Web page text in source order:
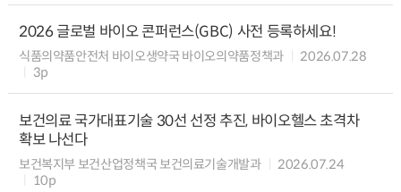
2026 글로벌 바이오 콘퍼런스(GBC) 사전 등록하세요!
식품의약품안전처 바이오생약국 바이오의약품정책과
2026.07.28
3p
보건의료 국가대표기술 30선 선정 추진, 바이오헬스 초격차
확보 나선다
보건복지부 보건산업정책국 보건의료기술개발과
2026.07.24
10p